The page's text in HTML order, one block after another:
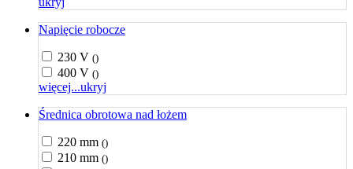
Napięcie robocze
230 V ()
400 V ()
więcej...ukryj
Średnica obrotowa nad łożem
220 mm ()
210 mm ()